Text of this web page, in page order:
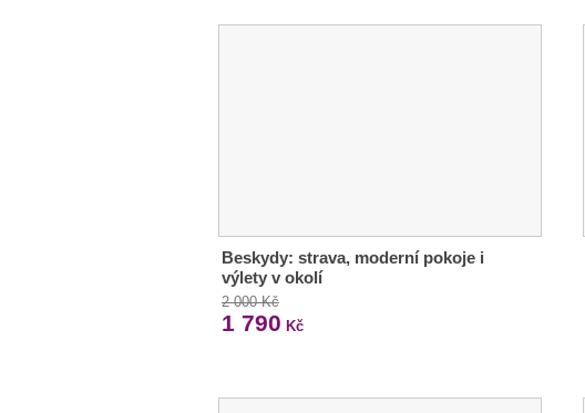
Beskydy: strava, moderní pokoje i
výlety v okolí
2 000 Kč
1 790 Kč